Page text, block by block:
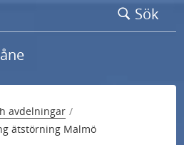
Sök
meny
avdelningar
ätstörning Malmö